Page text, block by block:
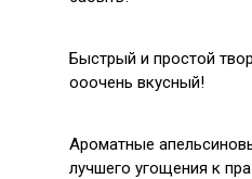
Быстрый и простой
ооочень вкусный!
Ароматные
лучшего угощения к